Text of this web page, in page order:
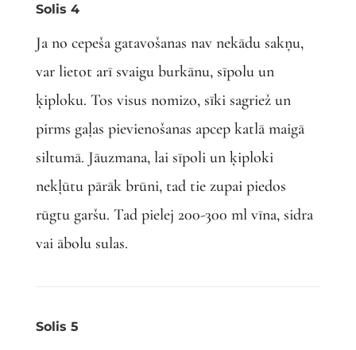
Solis 4
Ja no cepeša gatavošanas nav nekādu sakņu,
var lietot arī svaigu burkānu, sīpolu un
ķiploku. Tos visus nomizo, sīki sagriež un
pirms gaļas pievienošanas apcep katlā maigā
siltumā. Jāuzmana, lai sīpoli un ķiploki
nekļūtu pārāk brūni, tad tie zupai piedos
rūgtu garšu. Tad pielej 200-300 ml vīna, sidra
vai ābolu sulas.
Solis 5